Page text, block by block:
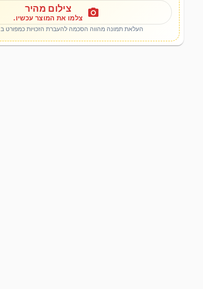
photo_camera צילום מהיר
צלמו את המוצר עכשיו.
העלאת תמונה מהווה הסכמה להעברת הזכויות כמפורט ב